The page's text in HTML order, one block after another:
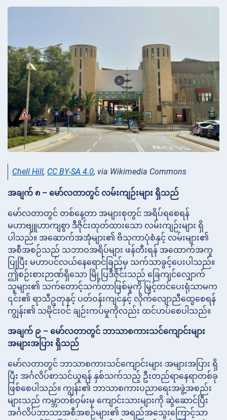
Chell Hill, CC BY-SA 4.0, via Wikimedia Commons
အချက် ၈ – မော်လတာတွင် လမ်းကျဉ်းများ ရှိသည်
မော်လတာတွင် တစ်နေ့တာ အများစုတွင် အရိပ်ရစေရန်
မဟာဗျူဟာကျစွာ ဒီဇိုင်းထုတ်ထားသော လမ်းကျဉ်းများ ရှိ
ပါသည်။ အဆောက်အအုံများ၏ ဗိသုကာပုံစံနှင့် လမ်းများ၏
အစီအစဉ်သည် သဘာဝအရိပ်များ ဖန်တီးရန် အထောက်အကူ
ပြုပြီး မဟာပင်လယ်နေရောင်ခြည်မှ သက်သာခွင့်ပေးပါသည်။
ဤစဉ်းစားဉာဏ်ရှိသော မြို့ပြဒီဇိုင်းသည် ခြေကျင်လျှောက်
သူများ၏ သက်တောင့်သက်တာဖြစ်မှုကို မြှင့်တင်ပေးရုံသာမက
၎င်း၏ ရာသီဥတုနှင့် ပတ်ဝန်းကျင်နှင့် လိုက်လျောညီထွေစေရန်
ကျွန်း၏ သမိုင်းဝင် ချဉ်းကပ်မှုကိုလည်း ထင်ဟပ်စေပါသည်။
အချက် ၉ – မော်လတာတွင် ဘာသာစကားသင်ကျောင်းများ
အများအပြား ရှိသည်
မော်လတာတွင် ဘာသာစကားသင်ကျောင်းများ အများအပြား ရှိ
ပြီး အင်္ဂလိပ်စာသင်ယူရန် နှစ်သက်သည့် ဦးတည်ရာနေရာတစ်ခု
ဖြစ်စေပါသည်။ ကျွန်း၏ ဘာသာစကားပညာရေးအဖွဲ့အစည်း
များသည် ကမ္ဘာတစ်ဝှမ်းမှ ကျောင်းသားများကို ဆွဲဆောင်ပြီး
အင်္ဂလိပ်ဘာသာအစီအစဉ်များ၏ အရည်အသွေးကြောင့်သာ